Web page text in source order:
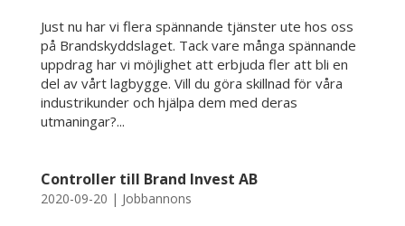
Just nu har vi flera spännande tjänster ute hos oss
på Brandskyddslaget. Tack vare många spännande
uppdrag har vi möjlighet att erbjuda fler att bli en
del av vårt lagbygge. Vill du göra skillnad för våra
industrikunder och hjälpa dem med deras
utmaningar?...
Controller till Brand Invest AB
2020-09-20 | Jobbannons